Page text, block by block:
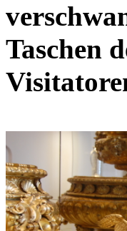
Taschen